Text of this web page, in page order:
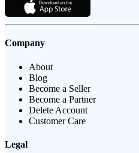
Company
About
Blog
Become a Seller
Become a Partner
Delete Account
Customer Care
Legal